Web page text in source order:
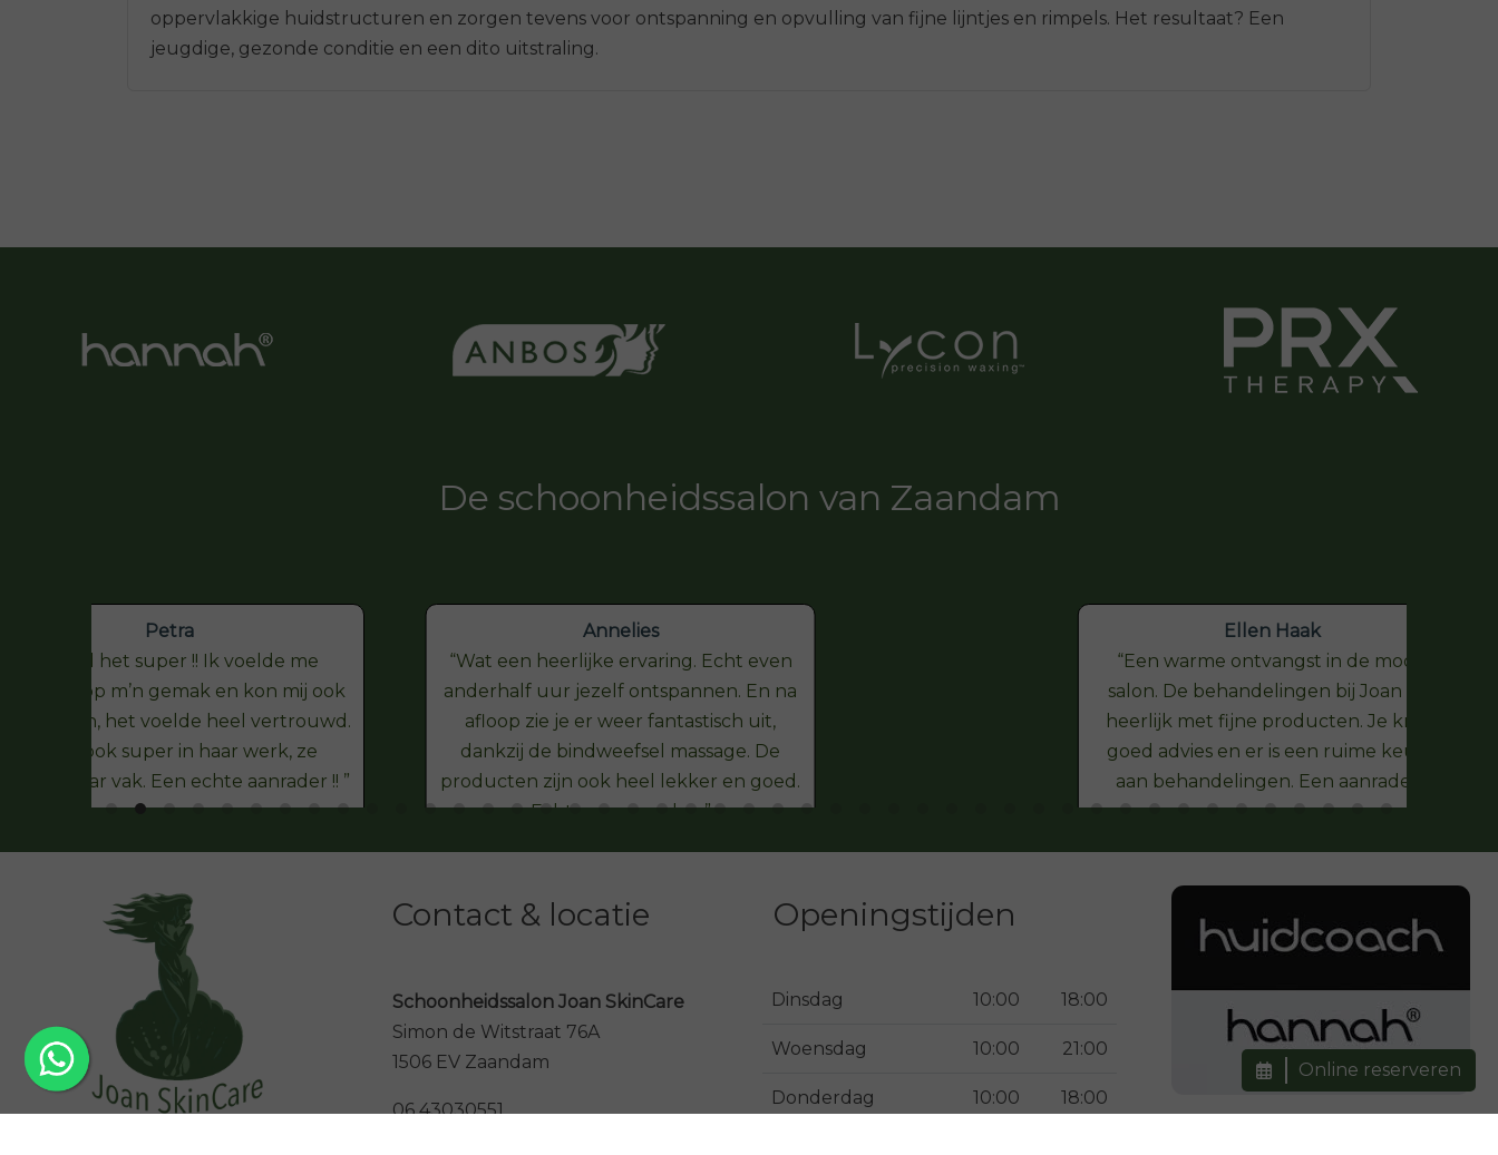
oppervlakkige huidstructuren en zorgen tevens voor ontspanning en opvulling van fijne lijntjes en rimpels. Het resultaat? Een
jeugdige, gezonde conditie en een dito uitstraling.
De schoonheidssalon van Zaandam
Petra
Ik vond het super !! Ik voelde me
op m’n gemak en kon mij ook
het voelde heel vertrouwd.
Joan is ook super in haar werk, ze
haar vak. Een echte aanrader !!
Annelies
Wat een heerlijke ervaring. Echt even
anderhalf uur jezelf ontspannen. En na
afloop zie je er weer fantastisch uit,
dankzij de bindweefsel massage. De
producten zijn ook heel lekker en goed.
Echt een aanrader.
Ellen Haak
Een warme ontvangst in de mooie
salon. De behandelingen bij Joan zijn
heerlijk met fijne producten. Je krijgt
goed advies en er is een ruime keuze
aan behandelingen. Een aanrader.
Contact & locatie
Schoonheidssalon Joan SkinCare
Simon de Witstraat 76A
1506 EV Zaandam
06 43030551
Openingstijden
Dinsdag 10:00 18:00
Woensdag 10:00 21:00
Donderdag 10:00 18:00
Online reserveren